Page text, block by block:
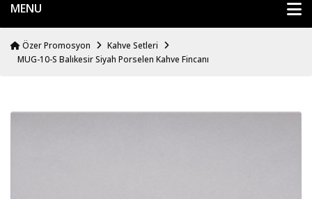
MENU
Özer Promosyon
Kahve Setleri
MUG-10-S Balıkesir Siyah Porselen Kahve Fincanı